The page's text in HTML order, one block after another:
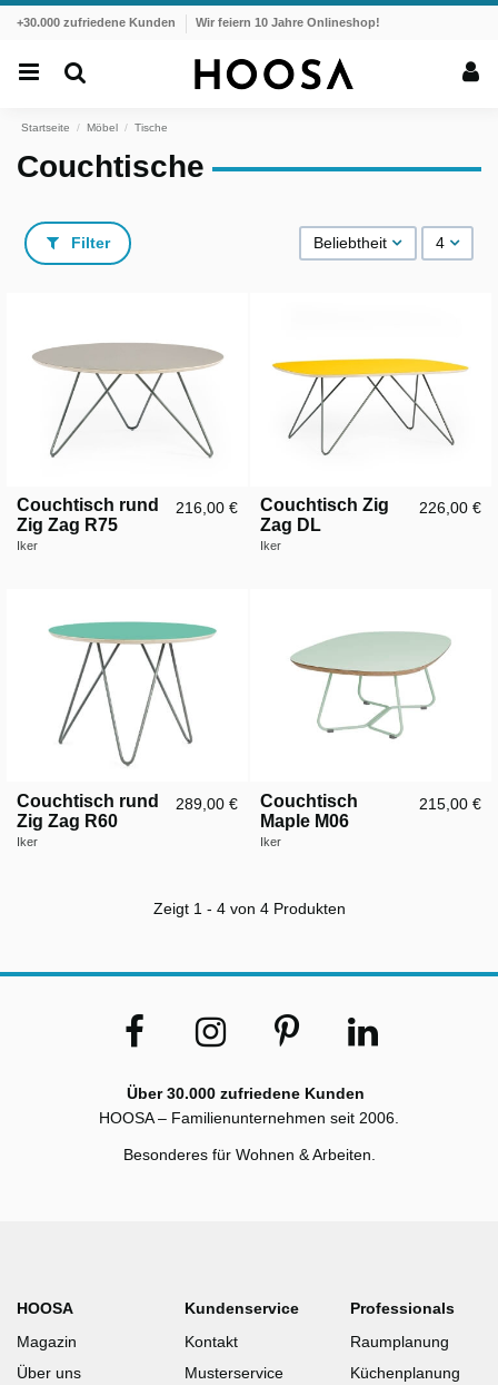
+30.000 zufriedene Kunden Wir feiern 10 Jahre Onlineshop!
Startseite Möbel Tische
Couchtische
Filter Beliebtheit 4
Couchtisch rund
Zig Zag R75
Iker
216,00 €
Couchtisch Zig
Zag DL
Iker
226,00 €
Couchtisch rund
Zig Zag R60
Iker
289,00 €
Couchtisch
Maple M06
Iker
215,00 €
Zeigt 1 - 4 von 4 Produkten
Über 30.000 zufriedene Kunden
HOOSA – Familienunternehmen seit 2006.
Besonderes für Wohnen & Arbeiten.
HOOSA
Magazin
Über uns
Kundenservice
Kontakt
Musterservice
Professionals
Raumplanung
Küchenplanung